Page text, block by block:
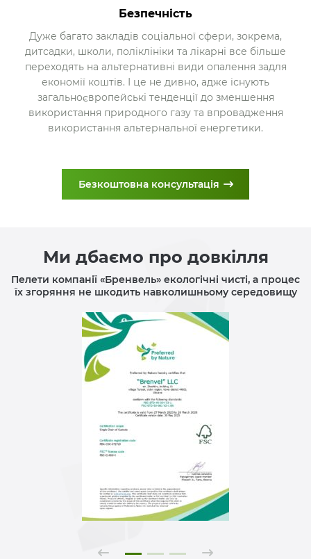
Безпечність
Дуже багато закладів соціальної сфери, зокрема,
дитсадки, школи, поліклініки та лікарні все більше
переходять на альтернативні види опалення задля
економії коштів. І це не дивно, адже існують
загальноєвропейські тенденції до зменшення
використання природного газу та впровадження
використання альтернальної енергетики.
Безкоштовна консультація
Ми дбаємо про довкілля
Пелети компанії «Бренвель» екологічні чисті, а процес
їх згоряння не шкодить навколишньому середовищу